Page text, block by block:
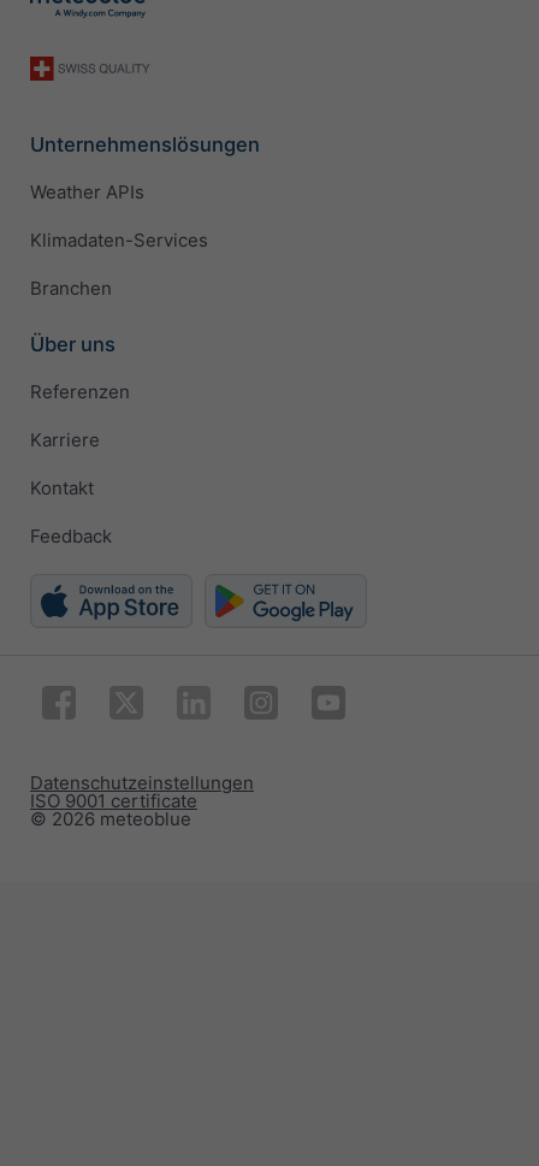
Unternehmenslösungen
Weather APIs
Klimadaten-Services
Branchen
Über uns
Referenzen
Karriere
Kontakt
Feedback
© 2026 meteoblue
ISO 9001 certificate
Datenschutzeinstellungen